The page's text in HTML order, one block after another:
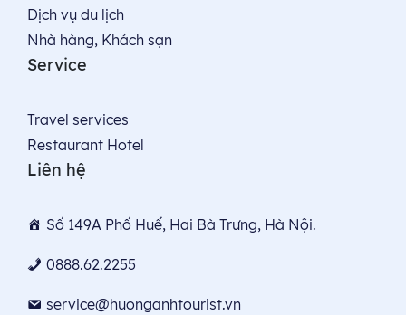
Dịch vụ du lịch
Nhà hàng, Khách sạn
Service
Travel services
Restaurant Hotel
Liên hệ
Số 149A Phố Huế, Hai Bà Trưng, Hà Nội.
0888.62.2255
service@huonganhtourist.vn